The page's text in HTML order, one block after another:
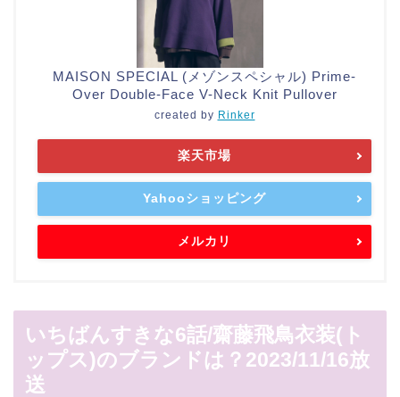
MAISON SPECIAL (メゾンスペシャル) Prime-
Over Double-Face V-Neck Knit Pullover
created by Rinker
楽天市場
Yahooショッピング
メルカリ
いちばんすきな6話/齋藤飛鳥衣装(ト
ップス)のブランドは？2023/11/16放
送